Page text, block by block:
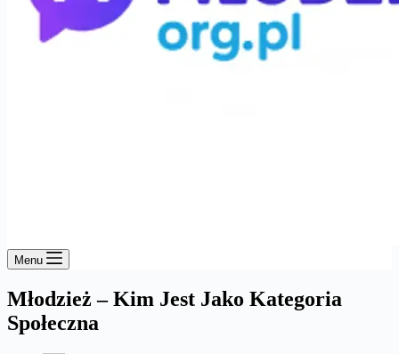
Menu
Młodzież – Kim Jest Jako Kategoria
Społeczna